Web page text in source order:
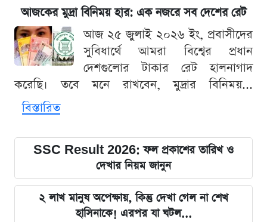
আজকের মুদ্রা বিনিময় হার: এক নজরে সব দেশের রেট
আজ ২৫ জুলাই ২০২৬ ইং, প্রবাসীদের
সুবিধার্থে আমরা বিশ্বের প্রধান
দেশগুলোর টাকার রেট হালনাগাদ
করেছি। তবে মনে রাখবেন, মুদ্রার বিনিময়...
বিস্তারিত
SSC Result 2026: ফল প্রকাশের তারিখ ও
দেখার নিয়ম জানুন
২ লাখ মানুষ অপেক্ষায়, কিন্তু দেখা গেল না শেখ
হাসিনাকে! এরপর যা ঘটল...